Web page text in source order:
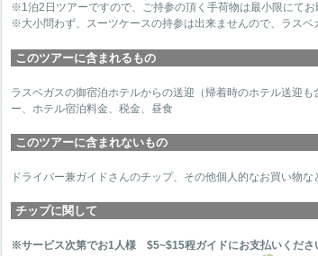
※1泊2日ツアーですので、ご持参の頂く手荷物は最小限にてお
※大小問わず、スーツケースの持参は出来ませんので、ラスベ
このツアーに含まれるもの
ラスベガスの御宿泊ホテルからの送迎（帰着時のホテル送迎
ー、ホテル宿泊料金、税金、昼食
このツアーに含まれないもの
ドライバー兼ガイドさんのチップ、その他個人的なお買い物な
チップに関して
※サービス次第でお1人様 $5~$15程ガイドにお支払いくださ